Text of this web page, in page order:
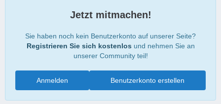
Jetzt mitmachen!
Sie haben noch kein Benutzerkonto auf unserer Seite?
Registrieren Sie sich kostenlos und nehmen Sie an
unserer Community teil!
Benutzerkonto erstellen
Anmelden